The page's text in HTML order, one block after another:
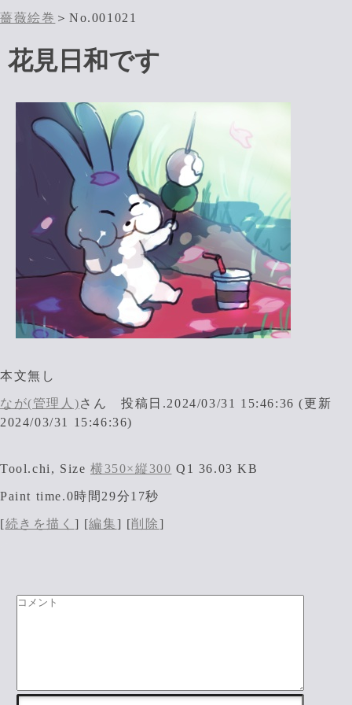
薔薇絵巻 ＞No.001021
花見日和です
本文無し
なが(管理人)さん 投稿日.2024/03/31 15:46:36 (更新
2024/03/31 15:46:36)
Tool.chi, Size 横350×縦300 Q1 36.03 KB
Paint time.0時間29分17秒
[続きを描く ] [編集] [削除]